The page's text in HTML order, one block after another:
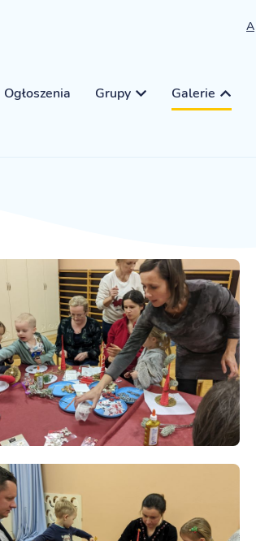
A
Ogłoszenia Grupy Galerie